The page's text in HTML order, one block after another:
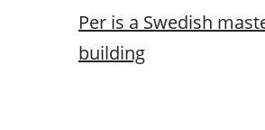
Per is a Swedish
building